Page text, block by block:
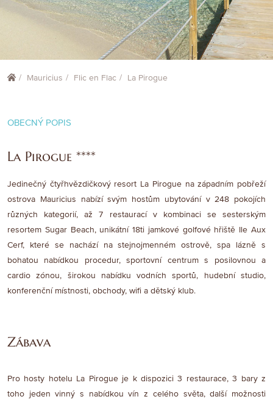
Mauricius Flic en Flac La Pirogue
OBECNÝ POPIS
La Pirogue ****
Jedinečný čtyřhvězdičkový resort La Pirogue na západním pobřeží
ostrova Mauricius nabízí svým hostům ubytování v 248 pokojích
různých kategorií, až 7 restaurací v kombinaci se sesterským
resortem Sugar Beach, unikátní 18ti jamkové golfové hřiště Ile Aux
Cerf, které se nachází na stejnojmenném ostrově, spa lázně s
bohatou nabídkou procedur, sportovní centrum s posilovnou a
cardio zónou, širokou nabídku vodních sportů, hudební studio,
konferenční místnosti, obchody, wifi a dětský klub.
Zábava
Pro hosty hotelu La Pirogue je k dispozici 3 restaurace, 3 bary z
toho jeden vinný s nabídkou vín z celého světa, další možnosti